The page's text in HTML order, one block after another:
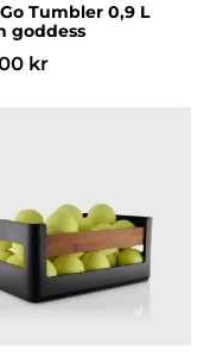
Tumbler 0,9 L
goddess
kr